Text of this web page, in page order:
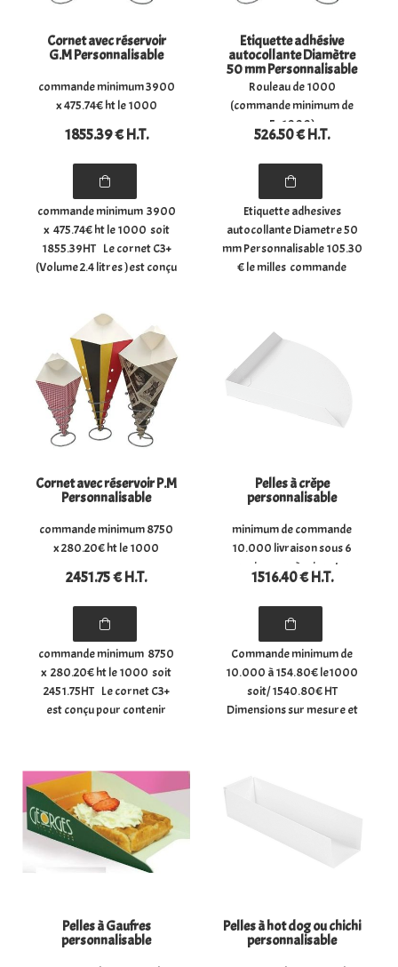
Cornet avec réservoir
G.M Personnalisable
commande minimum 3900
x 475.74€ ht le 1000
1855.39€ H.T.
commande minimum 3900
x 475.74€ ht le 1000 soit
1855.39HT Le cornet C3+
(Volume 2.4 litres )est conçu
dans un compartiment
séparé. Les dimensions du
cornet C3+ sont : Hauteur ...
Etiquette adhésive
autocollante Diamètre
50 mm Personnalisable
Rouleau de 1000
(commande minimum de
5x1000)
526.50€H.T.
Etiquette adhesives
autocollante Diametre 50
mm Personnalisable 105.30
€ le milles commande
Cornet avec réservoir P.M
Personnalisable
commande minimum 8750
x 280.20€ ht le 1000
2451.75€H.T.
commande minimum 8750
x 280.20€ ht le 1000 soit
2451.75HT Le cornet C3+
est conçu pour contenir
dimensions du cornet C3+
sont : Hauteur totale 43 CM
(H 37) x ...
Pelles à crêpe
personnalisable
minimum de commande
10.000 livraison sous 6
semaines après signature
du BAT
1516.40€ H.T.
Commande minimum de
10.000 à 154.80€ le1000
soit/ 1540.80€ HT
Dimensions sur mesure et
vernis anti-graisse au
(largeur) 17 cm x (longueur)
17 cm ...
Pelles à Gaufres
personnalisable
Pelles à hot dog ou chichi
personnalisable